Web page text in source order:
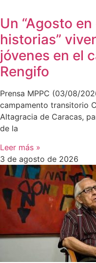
Un “Agosto
historias”
jóvenes en el
Rengifo
Prensa MPPC (03/08/
campamento transitorio
Altagracia de Caracas,
de la
Leer más »
3 de agosto de 2026